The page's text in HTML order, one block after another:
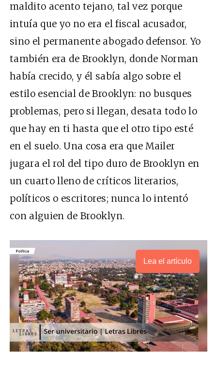
maldito acento tejano, tal vez porque
intuía que yo no era el fiscal acusador,
sino el permanente abogado defensor. Yo
también era de Brooklyn, donde Norman
había crecido, y él sabía algo sobre el
estilo esencial de Brooklyn: no busques
problemas, pero si llegan, desata todo lo
que hay en ti hasta que el otro tipo esté
en el suelo. Una cosa era que Mailer
jugara el rol del tipo duro de Brooklyn en
un cuarto lleno de críticos literarios,
políticos o escritores; nunca lo intentó
con alguien de Brooklyn.
Lea el artículo